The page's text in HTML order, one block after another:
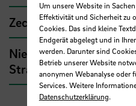
Zech Bau
Niedersächsische
Straßenbau und
Um unsere Website in
Effektivität und Sicherheit zu
Cookies. Das sind kleine
Endgerät abgelegt und in
werden. Darunter sind
Betrieb unserer Website
anonymen Webanalyse oder
Services. Weitere
Datenschutzerklärung.